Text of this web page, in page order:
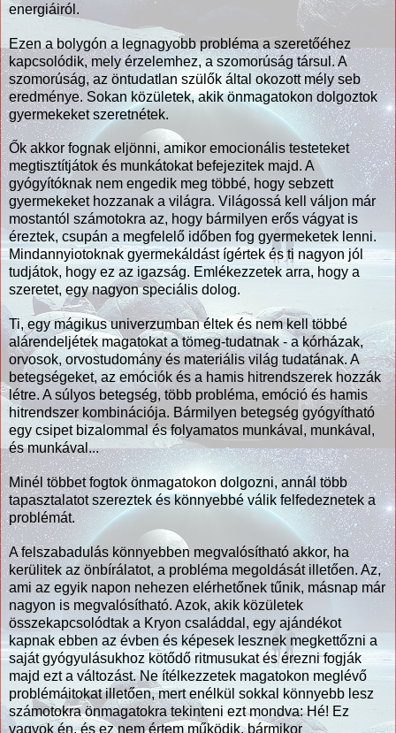
energiáiról.
Ezen a bolygón a legnagyobb probléma a szeretőéhez
kapcsolódik, mely érzelemhez, a szomorúság társul. A
szomorúság, az öntudatlan szülők által okozott mély seb
eredménye. Sokan közületek, akik önmagatokon dolgoztok
gyermekeket szeretnétek.
Ők akkor fognak eljönni, amikor emocionális testeteket
megtisztítjátok és munkátokat befejezitek majd. A
gyógyítóknak nem engedik meg többé, hogy sebzett
gyermekeket hozzanak a világra. Világossá kell váljon már
mostantól számotokra az, hogy bármilyen erős vágyat is
éreztek, csupán a megfelelő időben fog gyermeketek lenni.
Mindannyiotoknak gyermekáldást ígértek és ti nagyon jól
tudjátok, hogy ez az igazság. Emlékezzetek arra, hogy a
szeretet, egy nagyon speciális dolog.
Ti, egy mágikus univerzumban éltek és nem kell többé
alárendeljétek magatokat a tömeg-tudatnak - a kórházak,
orvosok, orvostudomány és materiális világ tudatának. A
betegségeket, az emóciók és a hamis hitrendszerek hozzák
létre. A súlyos betegség, több probléma, emóció és hamis
hitrendszer kombinációja. Bármilyen betegség gyógyítható
egy csipet bizalommal és folyamatos munkával, munkával,
és munkával...
Minél többet fogtok önmagatokon dolgozni, annál több
tapasztalatot szereztek és könnyebbé válik felfedeznetek a
problémát.
A felszabadulás könnyebben megvalósítható akkor, ha
kerülitek az önbírálatot, a probléma megoldását illetően. Az,
ami az egyik napon nehezen elérhetőnek tűnik, másnap már
nagyon is megvalósítható. Azok, akik közületek
összekapcsolódtak a Kryon családdal, egy ajándékot
kapnak ebben az évben és képesek lesznek megkettőzni a
saját gyógyulásukhoz kötődő ritmusukat és érezni fogják
majd ezt a változást. Ne ítélkezzetek magatokon meglévő
problémáitokat illetően, mert enélkül sokkal könnyebb lesz
számotokra önmagatokra tekinteni ezt mondva: Hé! Ez
vagyok én, és ez nem értem működik, bármikor